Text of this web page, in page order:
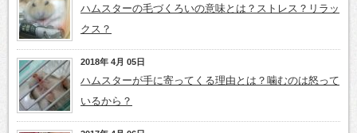
ハムスターの毛づくろいの意味とは？ストレス？リラッ
クス？
2018年 4月 05日
ハムスターが手に寄ってくる理由とは？噛むのは怒って
いるから？